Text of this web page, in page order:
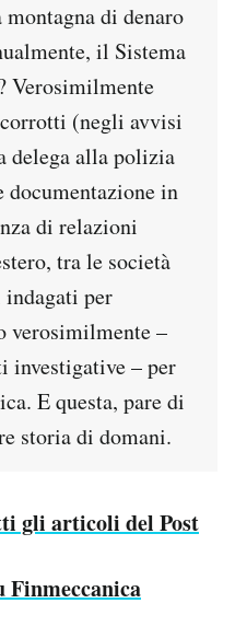
di denaro
il Sistema
Verosimilmente
(negli avvisi
delega alla polizia
in
di relazioni
tra le società
per
verosimilmente –
investigative – per
E questa, pare di
storia di domani.
gli articoli del Post
Finmeccanica